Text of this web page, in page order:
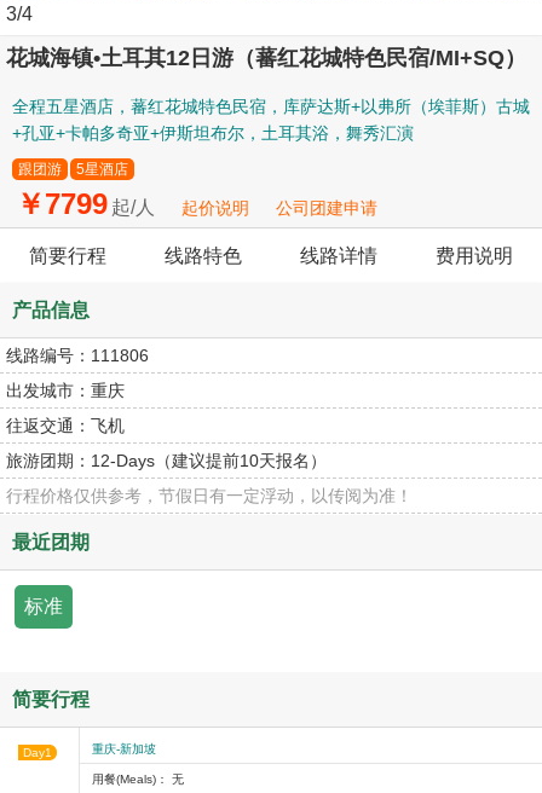
3/4
花城海镇•土耳其12日游（蕃红花城特色民宿/MI+SQ）
全程五星酒店，蕃红花城特色民宿，库萨达斯+以弗所（埃菲斯）古城
+孔亚+卡帕多奇亚+伊斯坦布尔，土耳其浴，舞秀汇演
跟团游 5星酒店
￥7799 起/人 起价说明 公司团建申请
简要行程 线路特色 线路详情 费用说明
产品信息
线路编号： 111806
出发城市： 重庆
往返交通： 飞机
旅游团期： 12-Days（建议提前10天报名）
行程价格仅供参考，节假日有一定浮动，以传阅为准！
最近团期
标准
简要行程
Day1 重庆-新加坡
用餐(Meals)： 无